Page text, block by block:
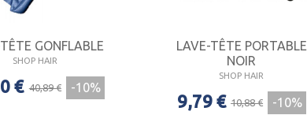
GONFLABLE
SHOP HAIR
€ 40,89 € -10%
LAVE-TÊTE PORTABLE
NOIR
SHOP HAIR
9,79 € 10,88 € -10%